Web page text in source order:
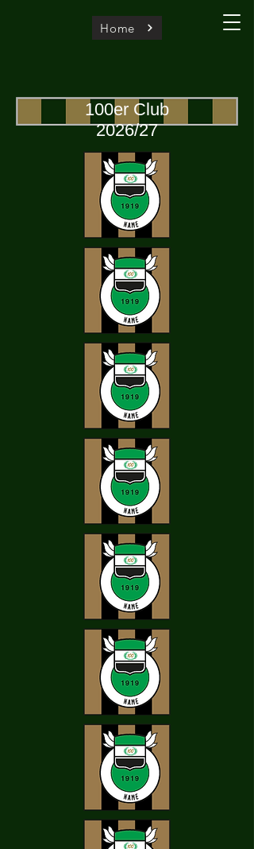
Home
100er Club
2026/27